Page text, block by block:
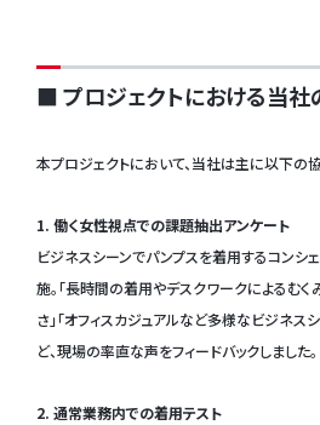
■ プロジェクトにおける当社
本プロジェクトにおいて、当社は主に以下の
1. 働く女性視点での課題抽出アンケート
ビジネスシーンでパンプスを着用するコンシ
施。「長時間の着用やデスクワークによるむく
さ」「オフィスカジュアルなど多様なビジネス
ど、現場の率直な声をフィードバックしました。
2. 通常業務内での着用テスト